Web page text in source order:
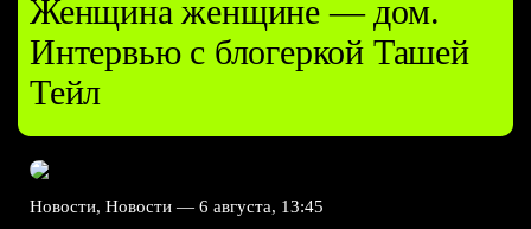
Женщина женщине — дом.
Интервью с блогеркой Ташей
Тейл
Новости, Новости — 6 августа, 13:45